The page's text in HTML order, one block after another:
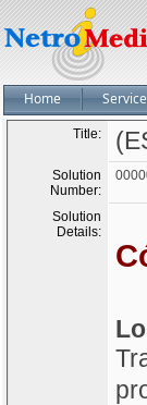
Home
Title:
Solution
Number:
Solution
Details: